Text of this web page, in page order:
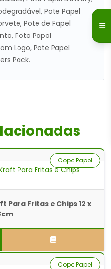
Pote Papel
Pote de Papel
Pote Papel
Logo, Pote Papel
Pack.
Para Fritas e Chips 12 x
Copo Papel
Copo Papel